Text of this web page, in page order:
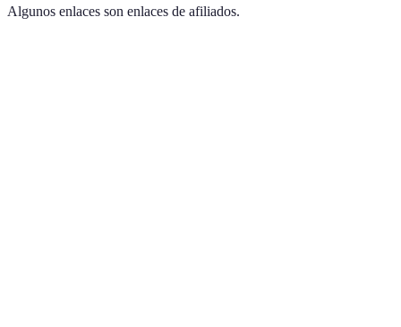
Algunos enlaces son enlaces de afiliados.